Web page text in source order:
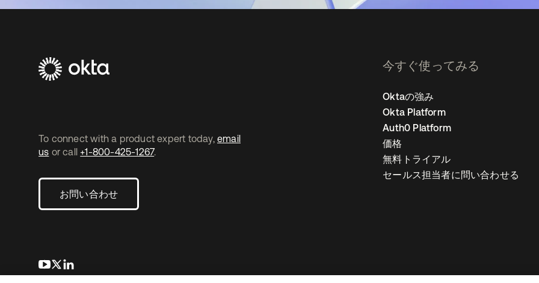
To connect with a product expert today, email
us or call +1-800-425-1267.
お問い合わせ
新しいタブで開く
新しいタブで開く
今すぐ使ってみる
Oktaの強み
Okta Platform
Auth0 Platform
価格
無料トライアル
セールス担当者に問い合わせる